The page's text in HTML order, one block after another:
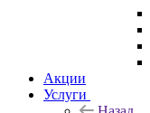
Акции
Услуги